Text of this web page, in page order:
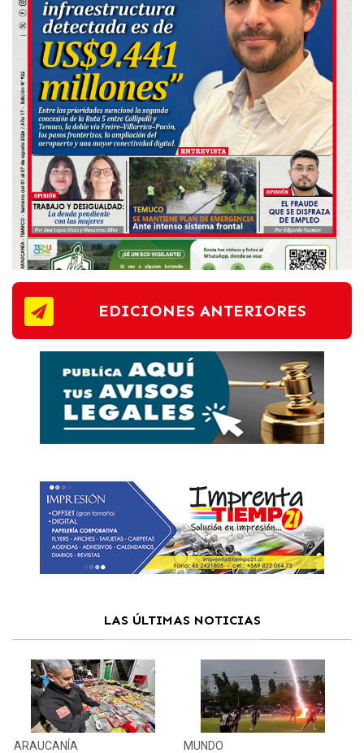
EDICIONES ANTERIORES
LAS ÚLTIMAS NOTICIAS
ARAUCANÍA MUNDO